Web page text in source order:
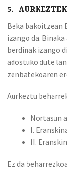
5.
Beka bakoitzean
izango da.
berdinak izango
adostuko dute
zenbatekoaren
Aurkeztu
Nortasun
I.
II.
Ez da